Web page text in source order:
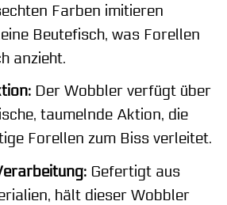
Farben imitieren
Beutefisch, was Forellen
anzieht.
Der Wobbler verfügt über
taumelnde Aktion, die
Forellen zum Biss verleitet.
Gefertigt aus
hält dieser Wobbler